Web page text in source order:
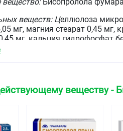
веществ: Целлюлоза
мг, магния стеарат 0,45 мг,
мг, кальция гидрофосфат
группа
веществу -